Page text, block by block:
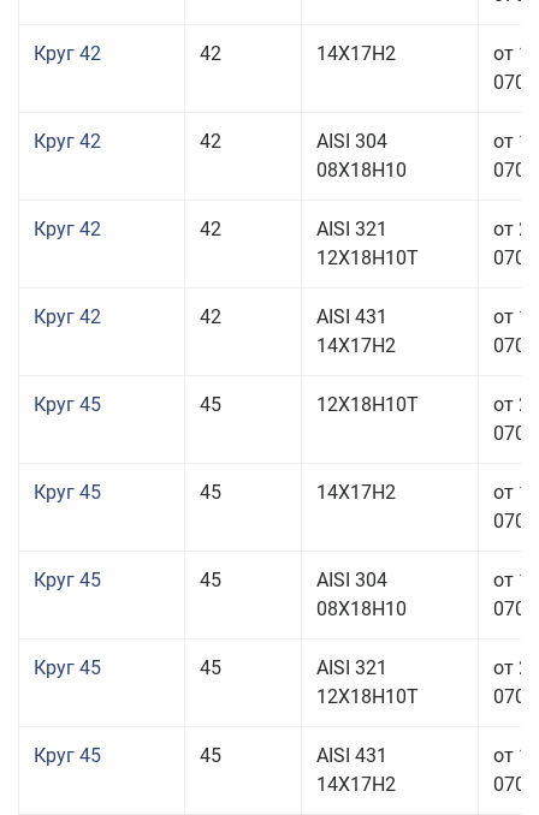
Круг 42 42 14Х17Н2
от
Круг 42 42
AISI 304
08Х18Н10
от
Круг 42 42
AISI 321
12Х18Н10Т
от
Круг 42 42
AISI 431
14Х17Н2
от
Круг 45 45 12Х18Н10Т
от
Круг 45 45 14Х17Н2
от
Круг 45 45
AISI 304
08Х18Н10
от
Круг 45 45
AISI 321
12Х18Н10Т
от
Круг 45 45
AISI 431
14Х17Н2
от